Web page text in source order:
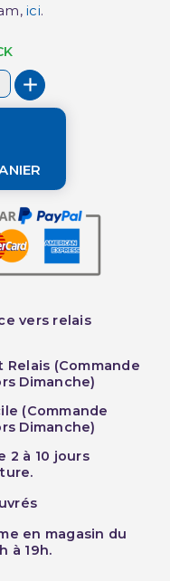
ici.
vers relais
Relais (Commande
Dimanche)
(Commande
Dimanche)
2 à 10 jours
en magasin du
à 19h.